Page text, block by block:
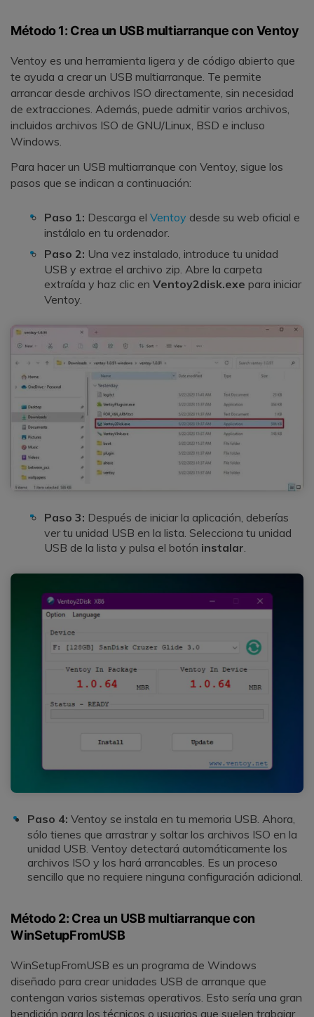
Método 1: Crea un USB multiarranque con Ventoy
Ventoy es una herramienta ligera y de código abierto que
te ayuda a crear un USB multiarranque. Te permite
arrancar desde archivos ISO directamente, sin necesidad
de extracciones. Además, puede admitir varios archivos,
incluidos archivos ISO de GNU/Linux, BSD e incluso
Windows.
Para hacer un USB multiarranque con Ventoy, sigue los
pasos que se indican a continuación:
Paso 1: Descarga el Ventoy desde su web oficial e
instálalo en tu ordenador.
Paso 2: Una vez instalado, introduce tu unidad
USB y extrae el archivo zip. Abre la carpeta
extraída y haz clic en Ventoy2disk.exe para iniciar
Ventoy.
Paso 3: Después de iniciar la aplicación, deberías
ver tu unidad USB en la lista. Selecciona tu unidad
USB de la lista y pulsa el botón instalar
Paso 4: Ventoy se instala en tu memoria USB. Ahora,
sólo tienes que arrastrar y soltar los archivos ISO en la
unidad USB. Ventoy detectará automáticamente los
archivos ISO y los hará arrancables. Es un proceso
sencillo que no requiere ninguna configuración adicional.
Método 2: Crea un USB multiarranque con
WinSetupFromUSB
WinSetupFromUSB es un programa de Windows
diseñado para crear unidades USB de arranque que
contengan varios sistemas operativos. Esto sería una gran
bendición para los técnicos o usuarios que suelen trabajar